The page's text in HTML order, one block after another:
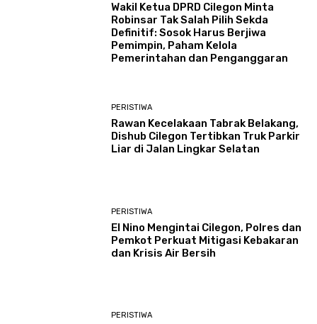
Wakil Ketua DPRD Cilegon Minta
Robinsar Tak Salah Pilih Sekda
Definitif: Sosok Harus Berjiwa
Pemimpin, Paham Kelola
Pemerintahan dan Penganggaran
PERISTIWA
Rawan Kecelakaan Tabrak Belakang,
Dishub Cilegon Tertibkan Truk Parkir
Liar di Jalan Lingkar Selatan
PERISTIWA
El Nino Mengintai Cilegon, Polres dan
Pemkot Perkuat Mitigasi Kebakaran
dan Krisis Air Bersih
PERISTIWA